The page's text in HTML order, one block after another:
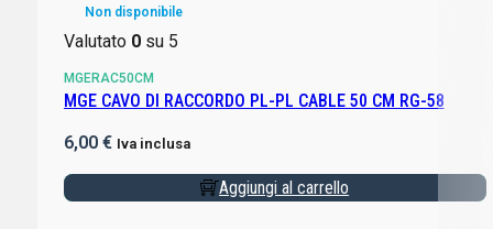
Non disponibile
Valutato 0su 5
MGERAC50CM
MGE CAVO DI RACCORDO PL-PL CABLE 50 CM RG-58
6,00 € Iva inclusa
Aggiungi al carrello